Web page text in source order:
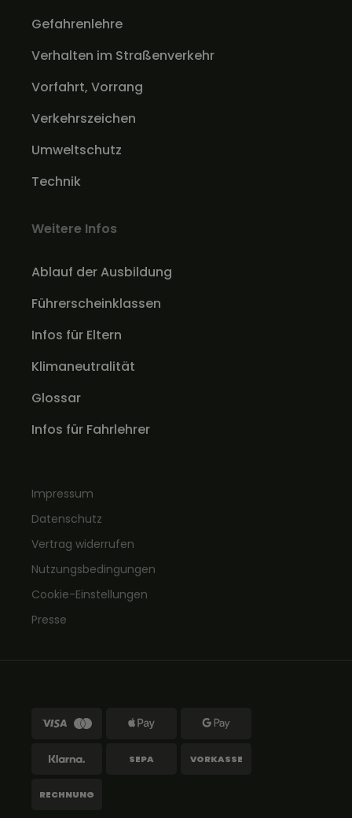
Gefahrenlehre
Verhalten im Straßenverkehr
Vorfahrt, Vorrang
Verkehrszeichen
Umweltschutz
Technik
Weitere Infos
Ablauf der Ausbildung
Führerscheinklassen
Infos für Eltern
Klimaneutralität
Glossar
Infos für Fahrlehrer
Impressum
Datenschutz
Vertrag widerrufen
Nutzungsbedingungen
Cookie-Einstellungen
Presse
SEPA VORKASSE
RECHNUNG